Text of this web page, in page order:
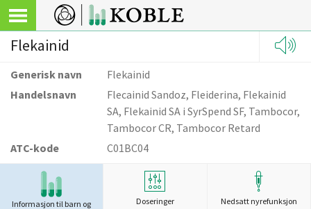
Flekainid
Generisk navn
Flekainid
Handelsnavn
Flecainid Sandoz, Fleiderina, Flekainid
SA, Flekainid SA i SyrSpend SF, Tambocor,
Tambocor CR, Tambocor Retard
ATC-kode
C01BC04
Informasjon til barn og
Doseringer Nedsatt nyrefunksjon